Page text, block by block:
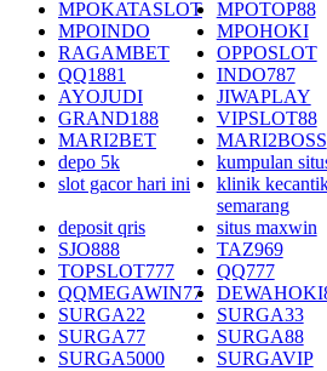
MPOKATASLOT
MPOTOP88
MPOINDO
MPOHOKI
RAGAMBET
OPPOSLOT
QQ1881
INDO787
AYOJUDI
JIWAPLAY
GRAND188
VIPSLOT88
MARI2BET
MARI2BOSS
depo 5k
kumpulan
slot gacor hari ini
klinik
semarang
deposit qris
situs maxwin
SJO888
TAZ969
TOPSLOT777
QQ777
QQMEGAWIN77
SURGA22
SURGA33
SURGA77
SURGA88
SURGA5000
SURGAVIP